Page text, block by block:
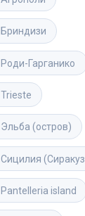
Бриндизи
Роди-Гарганико
Trieste
Эльба (остров)
Сицилия
Pantelleria island